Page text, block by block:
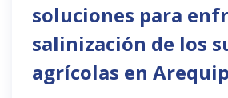
soluciones para
salinización de los
agrícolas en